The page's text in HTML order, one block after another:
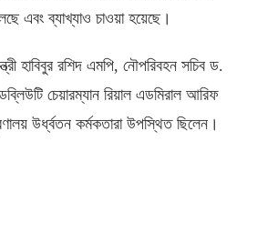
এবং ব্যাখ্যাও চাওয়া হয়েছে।
হাবিবুর রশিদ এমপি, নৌপরিবহন সচিব ড.
চেয়ারম্যান রিয়াল এডমিরাল আরিফ
উর্ধ্বতন কর্মকতারা উপস্থিত ছিলেন।